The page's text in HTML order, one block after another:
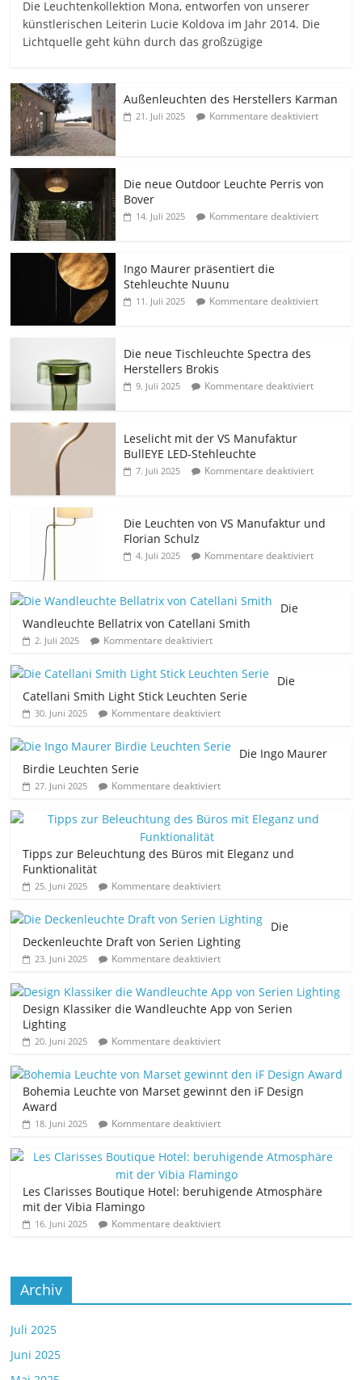
Die Leuchtenkollektion Mona, entworfen von unserer
künstlerischen Leiterin Lucie Koldova im Jahr 2014. Die
Lichtquelle geht kühn durch das großzügige
Außenleuchten des Herstellers Karman
21. Juli 2025 Kommentare deaktiviert
Die neue Outdoor Leuchte Perris von
Bover
14. Juli 2025 Kommentare deaktiviert
Ingo Maurer präsentiert die
Stehleuchte Nuunu
11. Juli 2025 Kommentare deaktiviert
Die neue Tischleuchte Spectra des
Herstellers Brokis
9. Juli 2025 Kommentare deaktiviert
Leselicht mit der VS Manufaktur
BullEYE LED-Stehleuchte
7. Juli 2025 Kommentare deaktiviert
Die Leuchten von VS Manufaktur und
Florian Schulz
4. Juli 2025 Kommentare deaktiviert
Die
Wandleuchte Bellatrix von Catellani Smith
2. Juli 2025 Kommentare deaktiviert
Die
Catellani Smith Light Stick Leuchten Serie
30. Juni 2025 Kommentare deaktiviert
Die Ingo Maurer
Birdie Leuchten Serie
27. Juni 2025 Kommentare deaktiviert
Tipps zur Beleuchtung des Büros mit Eleganz und
Funktionalität
25. Juni 2025 Kommentare deaktiviert
Die
Deckenleuchte Draft von Serien Lighting
23. Juni 2025 Kommentare deaktiviert
Design Klassiker die Wandleuchte App von Serien
Lighting
20. Juni 2025 Kommentare deaktiviert
Bohemia Leuchte von Marset gewinnt den iF Design
Award
18. Juni 2025 Kommentare deaktiviert
Les Clarisses Boutique Hotel: beruhigende Atmosphäre
mit der Vibia Flamingo
16. Juni 2025 Kommentare deaktiviert
Archiv
Juli 2025
Juni 2025